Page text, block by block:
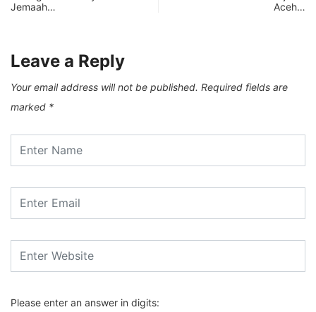
Jemaah…
Aceh…
Leave a Reply
Your email address will not be published. Required fields are
marked *
Please enter an answer in digits: